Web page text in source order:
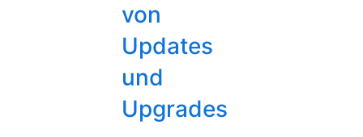
von
Updates
und
Upgrades